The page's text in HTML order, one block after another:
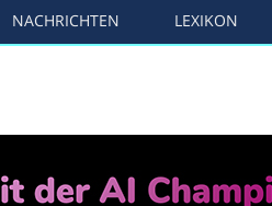
NACHRICHTEN LEXIKON